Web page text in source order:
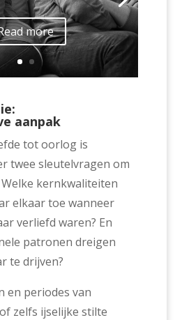
more
aanpak
tot oorlog is
twee sleutelvragen om
kernkwaliteiten
elkaar toe wanneer
verliefd waren? En
patronen dreigen
te drijven?
en periodes van
zelfs ijselijke stilte